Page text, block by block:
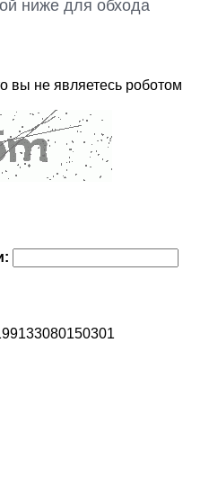
ниже для обхода
вы не являетесь роботом